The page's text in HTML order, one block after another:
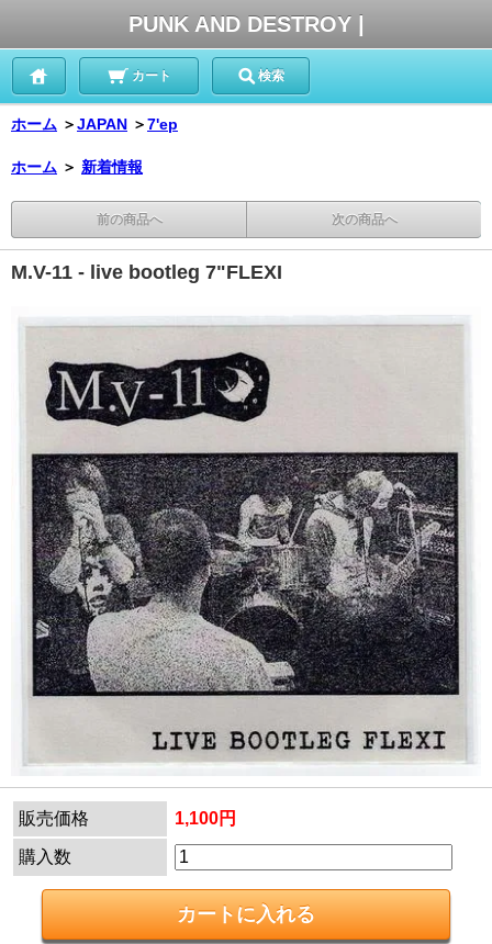
PUNK AND DESTROY |
カート 検索
ホーム ＞JAPAN ＞7'ep
ホーム ＞ 新着情報
前の商品へ 次の商品へ
M.V-11 - live bootleg 7"FLEXI
販売価格 1,100円
購入数